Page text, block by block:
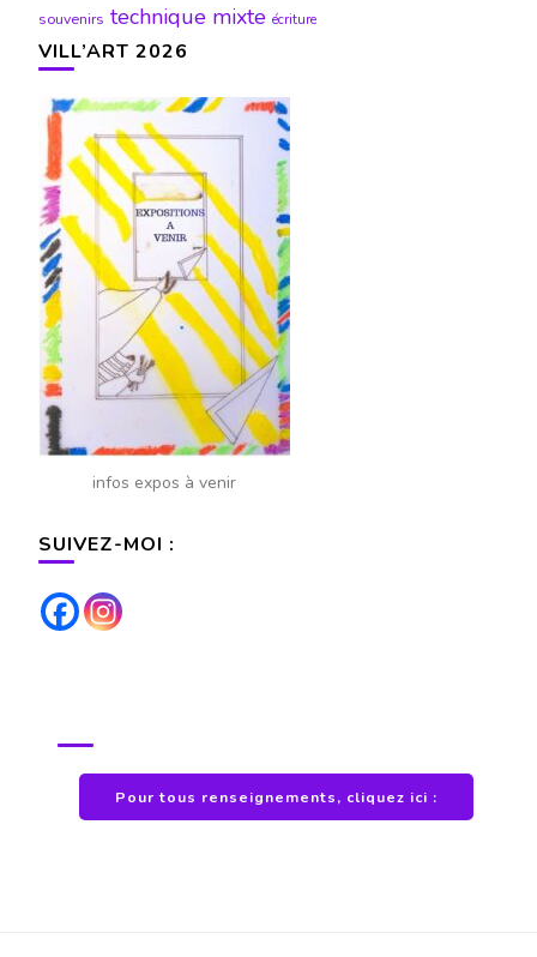
souvenirs technique mixte écriture
VILL’ART 2026
infos expos à venir
SUIVEZ-MOI :
Pour tous renseignements, cliquez ici :